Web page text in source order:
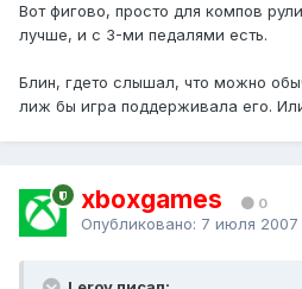
Вот фигово, просто для компов
лучше, и с 3-ми педалями есть.
Блин, гдето слышал, что можно
лиж бы игра поддерживала его.
xboxgames 0
Опубликовано: 7 июля 2007